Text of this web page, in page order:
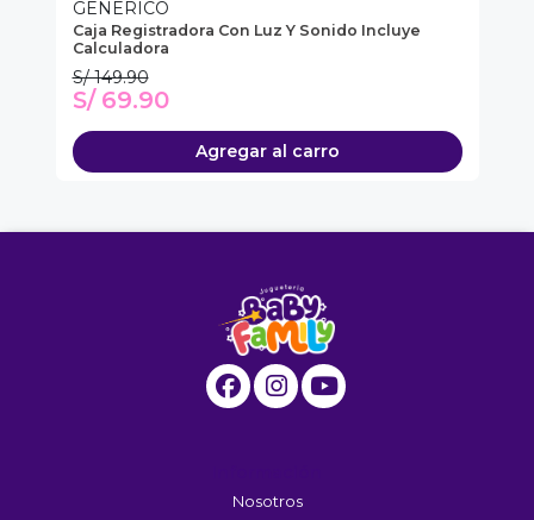
GENERICO
Caja Registradora Con Luz Y Sonido Incluye
Calculadora
S/ 149.90
S/ 69.90
Agregar al carro
Nosotros